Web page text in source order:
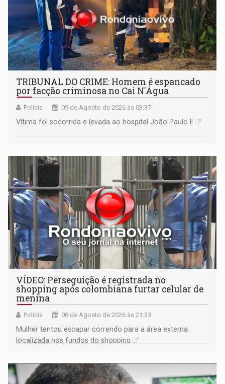
TRIBUNAL DO CRIME: Homem é espancado
por facção criminosa no Cai N'Água
Polícia 09 de Agosto de 2026 às 03:37
Vítima foi socorrida e levada ao hospital João Paulo II
VÍDEO: Perseguição é registrada no
shopping após colombiana furtar celular de
menina
Polícia 08 de Agosto de 2026 às 21:33
Mulher tentou escapar correndo para a área externa
localizada nos fundos do shopping